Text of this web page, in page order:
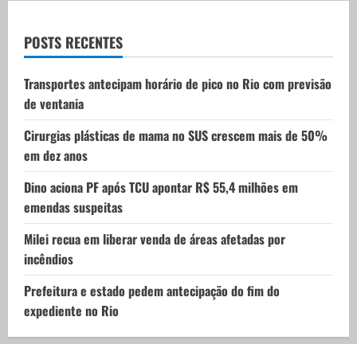
t
i
o
n
POSTS RECENTES
Transportes antecipam horário de pico no Rio com previsão
de ventania
Cirurgias plásticas de mama no SUS crescem mais de 50%
em dez anos
Dino aciona PF após TCU apontar R$ 55,4 milhões em
emendas suspeitas
Milei recua em liberar venda de áreas afetadas por
incêndios
Prefeitura e estado pedem antecipação do fim do
expediente no Rio